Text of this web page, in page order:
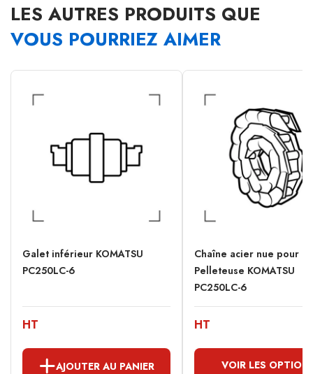
LES AUTRES PRODUITS QUE
VOUS POURRIEZ AIMER
Galet inférieur KOMATSU
PC250LC-6
HT
AJOUTER AU PANIER
Chaîne acier nue pour
Pelleteuse KOMATSU
PC250LC-6
HT
VOIR LES